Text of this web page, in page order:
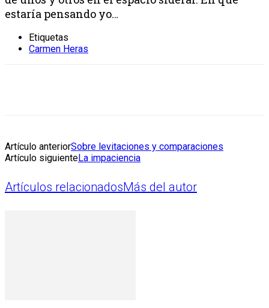
estaría pensando yo…
Etiquetas
Carmen Heras
Artículo anteriorSobre levitaciones y comparaciones
Artículo siguienteLa impaciencia
Artículos relacionadosMás del autor